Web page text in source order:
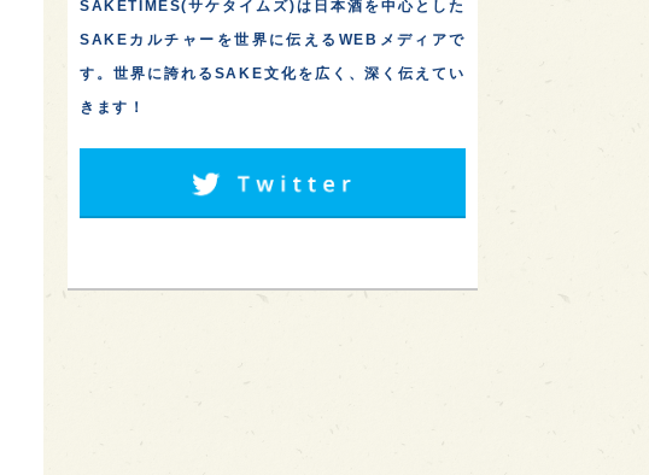
SAKETIMES(サケタイムズ)は日本酒を中心とした
SAKEカルチャーを世界に伝えるWEBメディアで
す。世界に誇れるSAKE文化を広く、深く伝えてい
きます！